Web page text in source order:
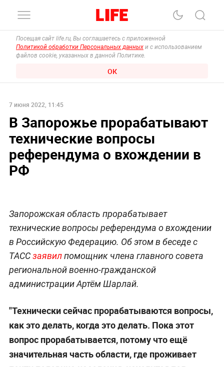
Посещая сайт life.ru, Вы соглашаетесь с приложенной
Политикой обработки Персональных данных и с использованием
файлов cookie, указанных в данной Политике.
ОК
7 июня 2022, 11:45
В Запорожье прорабатывают
технические вопросы
референдума о вхождении в
РФ
Запорожская область прорабатывает
технические вопросы референдума о вхождении
в Российскую Федерацию. Об этом в беседе с
ТАССзаявилпомощник члена главного совета
региональной военно-гражданской
администрации Артём Шарлай.
"Технически сейчас прорабатываются вопросы,
как это делать, когда это делать. Пока этот
вопрос прорабатывается, потому что ещё
значительная часть области, где проживает